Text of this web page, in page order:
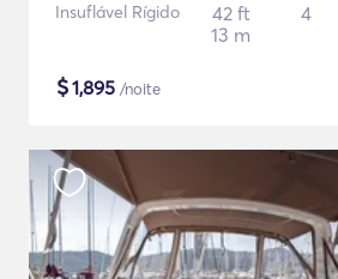
Insuflável Rígido
42 ft
13 m
4
$1,895 /noite